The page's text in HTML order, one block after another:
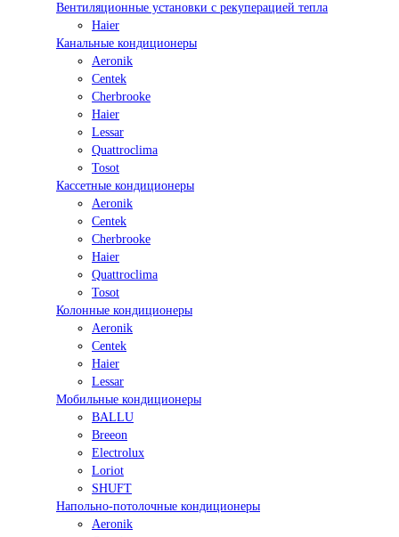
Вентиляционные установки с рекуперацией тепла
Haier
Канальные кондиционеры
Aeronik
Centek
Cherbrooke
Haier
Lessar
Quattroclima
Tosot
Кассетные кондиционеры
Aeronik
Centek
Cherbrooke
Haier
Quattroclima
Tosot
Колонные кондиционеры
Aeronik
Centek
Haier
Lessar
Мобильные кондиционеры
BALLU
Breeon
Electrolux
Loriot
SHUFT
Напольно-потолочные кондиционеры
Aeronik